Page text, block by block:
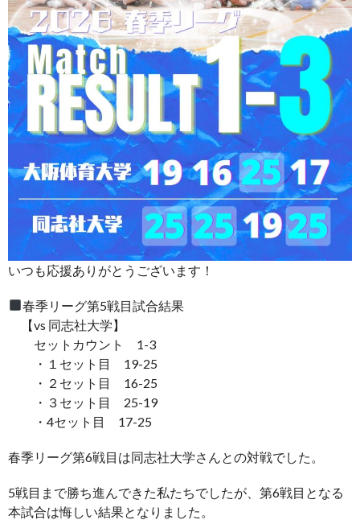
いつも応援ありがとうございます！
春季リーグ第5戦目試合結果
【vs 同志社大学】
セットカウント 1-3
・１セット目 19-25
・２セット目 16-25
・３セット目 25-19
・4セット目 17-25
春季リーグ第6戦目は同志社大学さんとの対戦でした。
5戦目まで勝ち進んできた私たちでしたが、第6戦目となる
本試合は悔しい結果となりました。